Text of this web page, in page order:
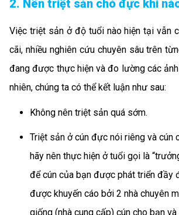
2. Nên triệt sản chó đực khi
Việc triệt sản ở độ tuổi nào hiện tại vẫn
cãi, nhiều nghiên cứu chuyên sâu trên
đang được thực hiện và đo lường các
nhiên, chúng ta có thể kết luận như sau:
Không nên triệt sản quá sớm.
Triệt sản ở cún đực nói riêng và cún
hãy nên thực hiện ở tuổi gọi là
để cún của bạn được phát triển đầy
được khuyến cáo bởi 2 nhà chuyên
giống (nhà cung cấp) cún cho bạn